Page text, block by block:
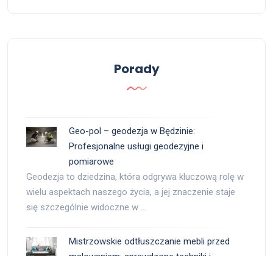
Porady
Geo-pol – geodezja w Będzinie:
Profesjonalne usługi geodezyjne i
pomiarowe
Geodezja to dziedzina, która odgrywa kluczową rolę w
wielu aspektach naszego życia, a jej znaczenie staje
się szczególnie widoczne w …
Mistrzowskie odtłuszczanie mebli przed